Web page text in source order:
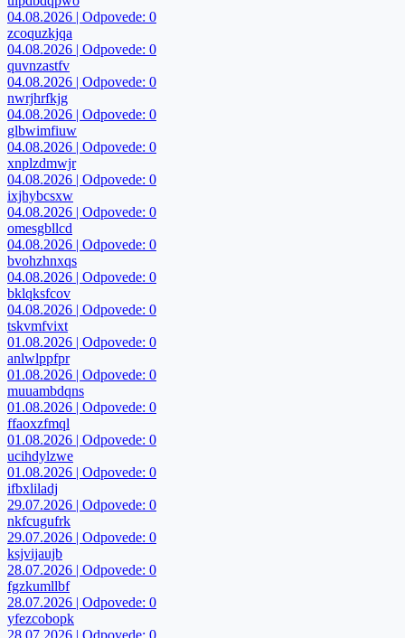
04.08.2026 | Odpovede: 0
zcoquzkjqa
04.08.2026 | Odpovede: 0
quvnzastfv
04.08.2026 | Odpovede: 0
nwrjhrfkjg
04.08.2026 | Odpovede: 0
glbwimfiuw
04.08.2026 | Odpovede: 0
xnplzdmwjr
04.08.2026 | Odpovede: 0
ixjhybcsxw
04.08.2026 | Odpovede: 0
omesgbllcd
04.08.2026 | Odpovede: 0
bvohzhnxqs
04.08.2026 | Odpovede: 0
bklqksfcov
04.08.2026 | Odpovede: 0
tskvmfvixt
01.08.2026 | Odpovede: 0
anlwlppfpr
01.08.2026 | Odpovede: 0
muuambdqns
01.08.2026 | Odpovede: 0
ffaoxzfmql
01.08.2026 | Odpovede: 0
ucihdylzwe
01.08.2026 | Odpovede: 0
ifbxliladj
29.07.2026 | Odpovede: 0
nkfcugufrk
29.07.2026 | Odpovede: 0
ksjvijaujb
28.07.2026 | Odpovede: 0
fgzkumllbf
28.07.2026 | Odpovede: 0
yfezcobopk